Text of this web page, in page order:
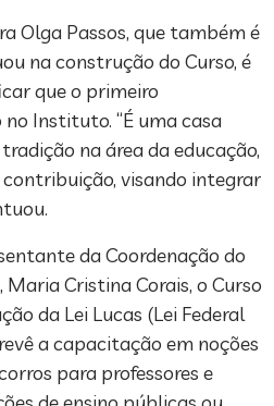
Olga Passos, que também é
na construção do Curso, é
que o primeiro
Instituto. “É uma casa
na área da educação,
visando integrar
da Coordenação do
Maria Cristina Corais, o Curso
da Lei Lucas (Lei Federal
a capacitação em noções
para professores e